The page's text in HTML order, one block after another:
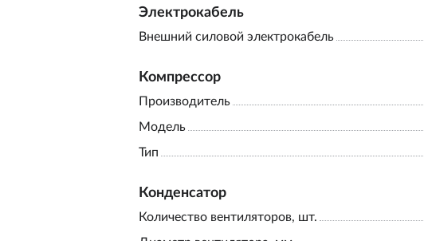
Электрокабель
Внешний силовой электрокабель
Компрессор
Производитель
Модель
Тип
Конденсатор
Количество вентиляторов, шт.